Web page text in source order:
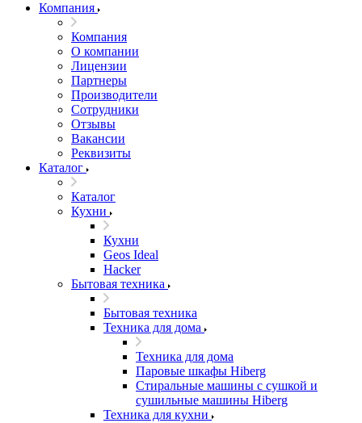
Компания
Компания
О компании
Лицензии
Партнеры
Производители
Сотрудники
Отзывы
Вакансии
Реквизиты
Каталог
Каталог
Кухни
Кухни
Geos Ideal
Hacker
Бытовая техника
Бытовая техника
Техника для дома
Техника для дома
Паровые шкафы Hiberg
Стиральные машины с сушкой и
сушильные машины Hiberg
Техника для кухни